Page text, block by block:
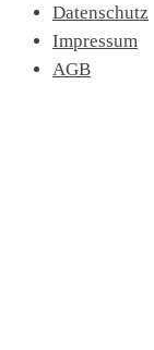
Datenschutz
Impressum
AGB